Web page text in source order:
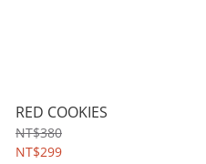
RED COOKIES
NT$380
NT$299